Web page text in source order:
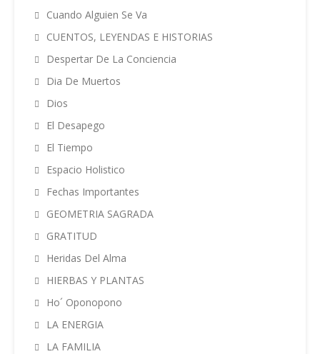
Cuando Alguien Se Va
CUENTOS, LEYENDAS E HISTORIAS
Despertar De La Conciencia
Dia De Muertos
Dios
El Desapego
El Tiempo
Espacio Holistico
Fechas Importantes
GEOMETRIA SAGRADA
GRATITUD
Heridas Del Alma
HIERBAS Y PLANTAS
Ho´ Oponopono
LA ENERGIA
LA FAMILIA